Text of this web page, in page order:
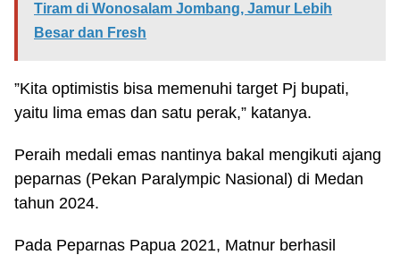
Tiram di Wonosalam Jombang, Jamur Lebih
Besar dan Fresh
”Kita optimistis bisa memenuhi target Pj bupati,
yaitu lima emas dan satu perak,” katanya.
Peraih medali emas nantinya bakal mengikuti ajang
peparnas (Pekan Paralympic Nasional) di Medan
tahun 2024.
Pada Peparnas Papua 2021, Matnur berhasil